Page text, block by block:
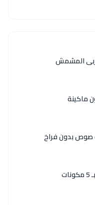
المشمش
ماكينة
صوص بدون فراخ